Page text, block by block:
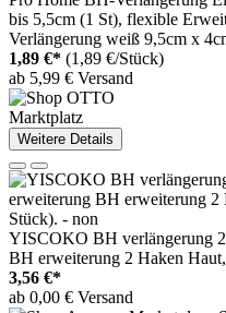
bis 5,5cm (1 St), flexible
Verlängerung weiß 9,5cm x
1,89 €* (1,89 €/Stück)
ab 5,99 € Versand
Marktplatz
Weitere Details
YISCOKO BH verlängerung
BH erweiterung 2 Haken
3,56 €*
ab 0,00 € Versand